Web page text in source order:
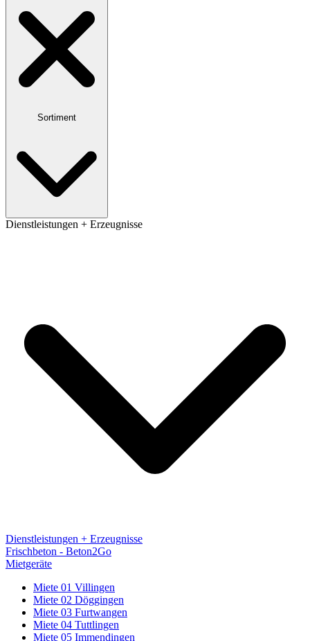
Sortiment
Dienstleistungen + Erzeugnisse
Dienstleistungen + Erzeugnisse
Frischbeton - Beton2Go
Mietgeräte
Miete 01 Villingen
Miete 02 Döggingen
Miete 03 Furtwangen
Miete 04 Tuttlingen
Miete 05 Immendingen